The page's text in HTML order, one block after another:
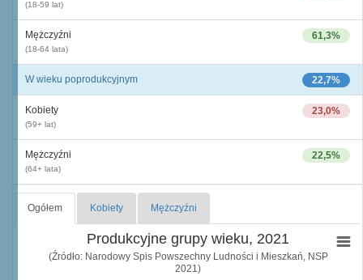
(18-59 lat)
61,3%
Mężczyźni
(18-64 lata)
22,7%
W wieku poprodukcyjnym
23,0%
Kobiety
(59+ lat)
22,5%
Mężczyźni
(64+ lata)
Ogółem Kobiety Mężczyźni
Produkcyjne grupy wieku, 2021
(Źródło: Narodowy Spis Powszechny Ludności i Mieszkań, NSP
2021)